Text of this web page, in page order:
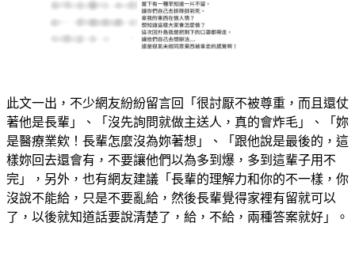
此文一出，不少網友紛紛留言回「很討厭不被尊重，而且還仗
著他是長輩」、「沒先詢問就做主送人，真的會炸毛」、「妳
是醫療業欸！長輩怎麼沒為妳著想」、「跟他說是最後的，這
樣妳回去還會有，不要讓他們以為多到爆，多到這輩子用不
完」，另外，也有網友建議「長輩的理解力和你的不一樣，你
沒說不能給，只是不要亂給，然後長輩覺得家裡有留就可以
了，以後就知道話要說清楚了，給，不給，兩種答案就好」。